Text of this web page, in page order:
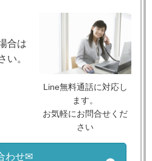
Line無料通話に対応し
ます。
お気軽にお問合せくだ
さい
合は
い。
わせ✉